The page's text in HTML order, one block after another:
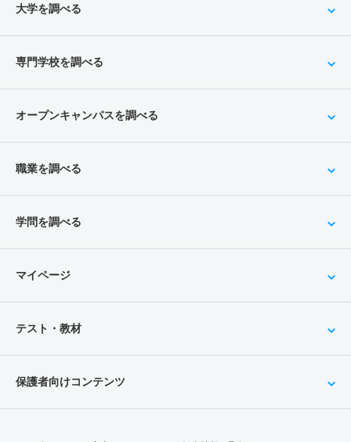
大学を調べる
専門学校を調べる
オープンキャンパスを調べる
職業を調べる
学問を調べる
マイページ
テスト・教材
保護者向けコンテンツ